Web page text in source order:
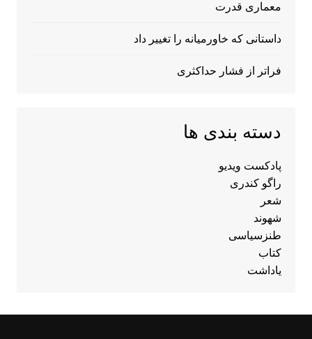
معماری قدرت
داستانی که خاورمیانه را تغییر داد
فراتر از فشار حداکثری
دسته بندی ها
پادکست ویدیو
راگو کندری
شعر
شهوند
طنزسیاسی
کتاب
یاداشت